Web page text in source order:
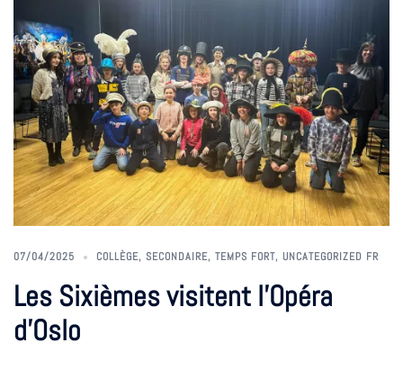
07/04/2025 COLLÈGE, SECONDAIRE, TEMPS FORT, UNCATEGORIZED FR
Les Sixièmes visitent l’Opéra
d’Oslo